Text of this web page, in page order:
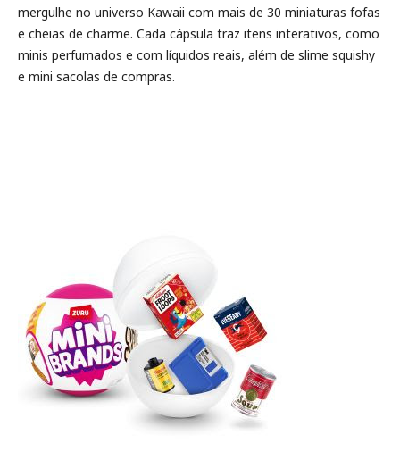
mergulhe no universo Kawaii com mais de 30 miniaturas fofas
e cheias de charme. Cada cápsula traz itens interativos, como
minis perfumados e com líquidos reais, além de slime squishy
e mini sacolas de compras.